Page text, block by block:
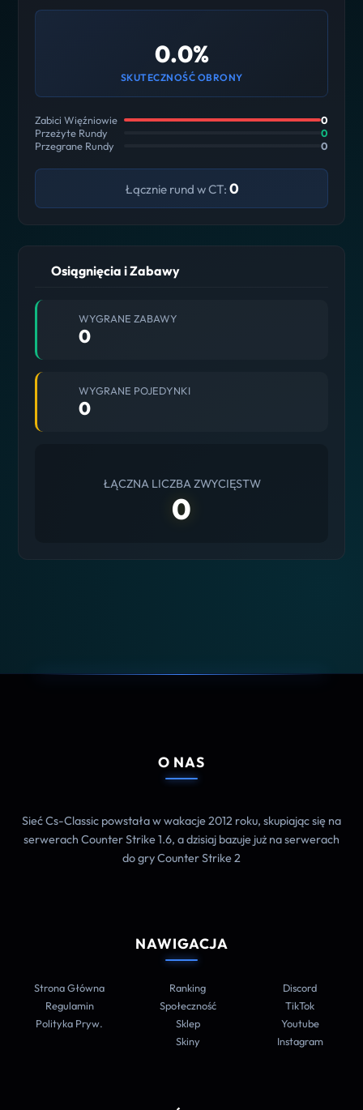
0.0%
SKUTECZNOŚĆ OBRONY
Zabici Więźniowie
0
Przeżyte Rundy
0
Przegrane Rundy
0
Łącznie rund w CT: 0
Osiągnięcia i Zabawy
WYGRANE ZABAWY
0
WYGRANE POJEDYNKI
0
ŁĄCZNA LICZBA ZWYCIĘSTW
0
O NAS
Sieć Cs-Classic powstała w wakacje 2012 roku, skupiając się na
serwerach Counter Strike 1.6, a dzisiaj bazuje już na serwerach
do gry Counter Strike 2
NAWIGACJA
Strona Główna
Regulamin
Polityka Pryw.
Ranking
Społeczność
Sklep
Skiny
Discord
TikTok
Youtube
Instagram